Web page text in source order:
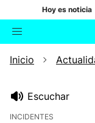
Hoy es noticia
Buscador
Inicio
Escuchar
INCIDENTES